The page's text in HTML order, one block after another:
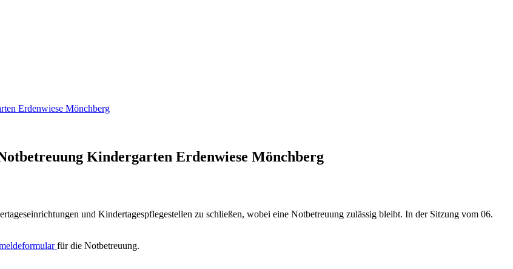
Erdenwiese Mönchberg
Kindergarten Erdenwiese Mönchberg
und Kindertagespflegestellen zu schließen, wobei eine Notbetreuung zulässig bleibt. In der Sitzung vom 06.
für die Notbetreuung.